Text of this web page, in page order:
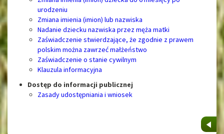
urodzeniu
Zmiana imienia (imion) lub nazwiska
Nadanie dziecku nazwiska przez męża matki
Zaświadczenie stwierdzające, że zgodnie z prawem
polskim można zawrzeć małżeństwo
Zaświadczenie o stanie cywilnym
Klauzula informacyjna
Dostęp do informacji publicznej
Zasady udostępniania i wniosek